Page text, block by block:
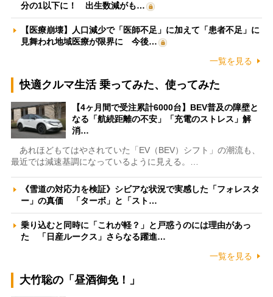
分の1以下に！ 出生数減がも…
【医療崩壊】人口減少で「医師不足」に加えて「患者不足」に
見舞われ地域医療が限界に 今後…
一覧を見る
快適クルマ生活 乗ってみた、使ってみた
【4ヶ月間で受注累計6000台】BEV普及の障壁と
なる「航続距離の不安」「充電のストレス」解
消…
あれほどもてはやされていた「EV（BEV）シフト」の潮流も、
最近では減速基調になっているように見える。…
《雪道の対応力を検証》シビアな状況で実感した「フォレスタ
ー」の真価 「ターボ」と「スト…
乗り込むと同時に「これが軽？」と戸惑うのには理由があっ
た 「日産ルークス」さらなる躍進…
一覧を見る
大竹聡の「昼酒御免！」